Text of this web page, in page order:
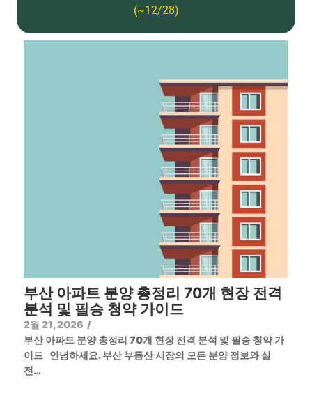
(~12/28)
부산 아파트 분양 총정리 70개 현장 전격
분석 및 필승 청약 가이드
2월 21, 2026 /
부산 아파트 분양 총정리 70개 현장 전격 분석 및 필승 청약 가
이드 안녕하세요. 부산 부동산 시장의 모든 분양 정보와 실
전…